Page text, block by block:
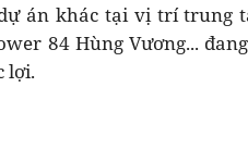
án khác tại vị trí trung
84 Hùng Vương...
lợi.